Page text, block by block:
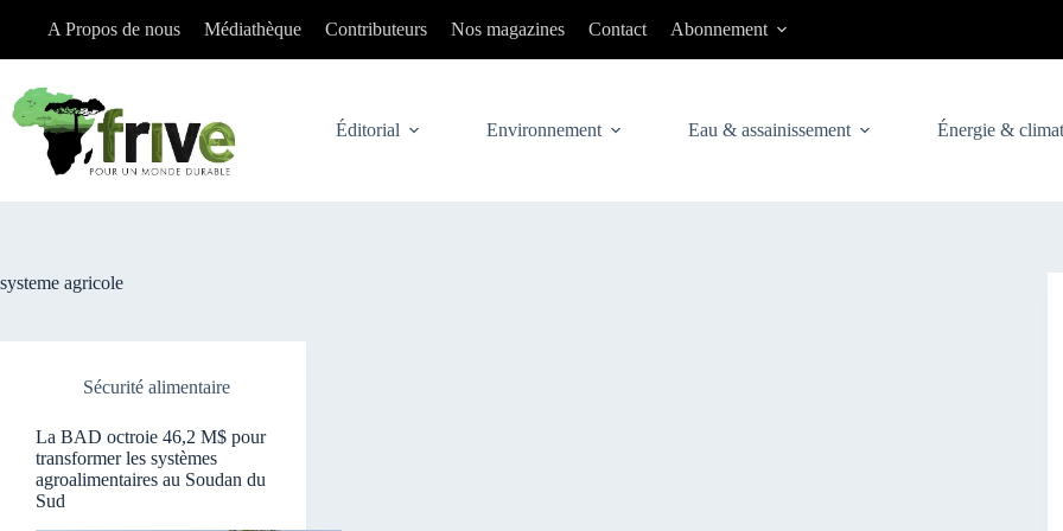
A Propos de nous Médiathèque Contributeurs Nos magazines Contact Abonnement
Éditorial Environnement Eau & assainissement Énergie & climat
systeme agricole
Sécurité alimentaire
La BAD octroie 46,2 M$ pour
transformer les systèmes
agroalimentaires au Soudan du
Sud